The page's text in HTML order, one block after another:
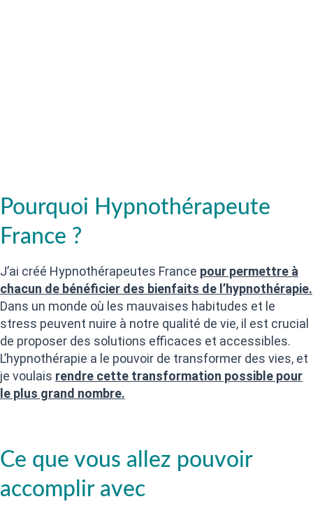
Pourquoi Hypnothérapeute
France ?
J’ai créé Hypnothérapeutes France pour permettre à
chacun de bénéficier des bienfaits de l’hypnothérapie.
Dans un monde où les mauvaises habitudes et le
stress peuvent nuire à notre qualité de vie, il est crucial
de proposer des solutions efficaces et accessibles.
L’hypnothérapie a le pouvoir de transformer des vies, et
je voulais rendre cette transformation possible pour
le plus grand nombre.
Ce que vous allez pouvoir
accomplir avec